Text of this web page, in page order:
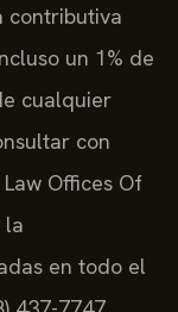
un 1% de
cualquier
con
Offices Of
en todo el
437-7747